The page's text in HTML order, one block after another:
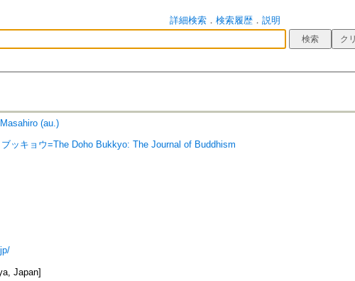
詳細検索． 検索履歴． 説明
(au.)
ッキョウ=The Doho Bukkyo: The Journal of Buddhism
Japan]